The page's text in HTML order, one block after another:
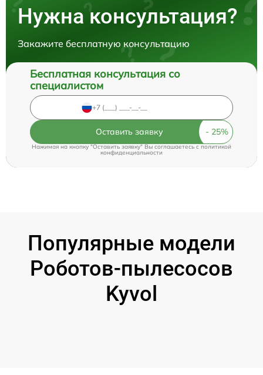
Нужна консультация?
Закажите бесплатную консультацию
Бесплатная консультация со
специалистом
Оставить заявку
Нажимая на кнопку "Оставить заявку" Вы соглашаетесь cполитикой
конфиденциальности
Популярные модели
Роботов-пылесосов
Kyvol